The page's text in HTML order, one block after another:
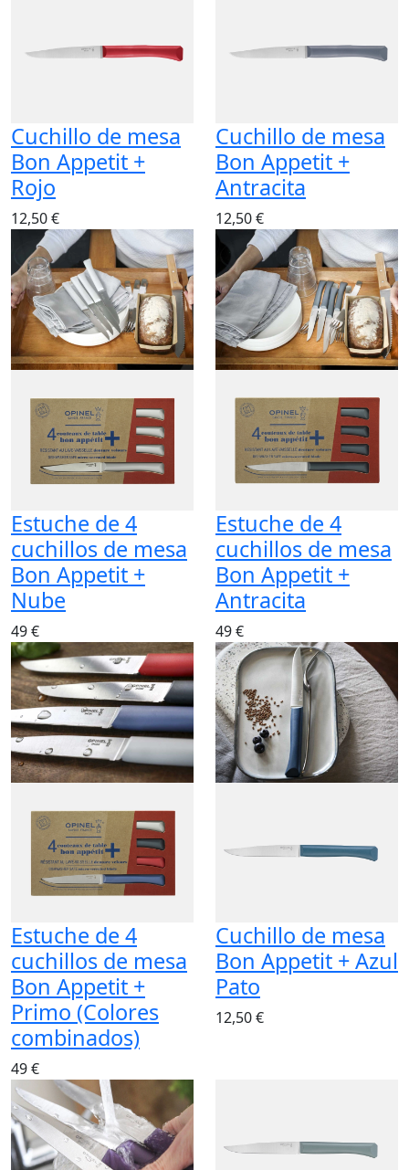
Cuchillo de mesa
Bon Appetit +
Rojo
12,50 €
Cuchillo de mesa
Bon Appetit +
Antracita
12,50 €
Estuche de 4
cuchillos de mesa
Bon Appetit +
Nube
49 €
Estuche de 4
cuchillos de mesa
Bon Appetit +
Antracita
49 €
Estuche de 4
cuchillos de mesa
Bon Appetit +
Primo (Colores
combinados)
49 €
Cuchillo de mesa
Bon Appetit + Azul
Pato
12,50 €